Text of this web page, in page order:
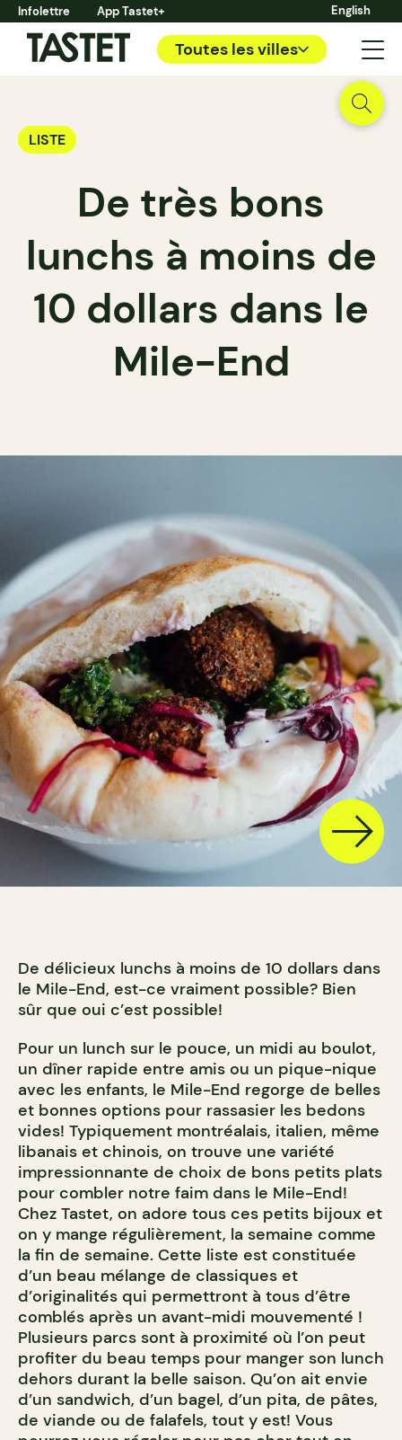
Infolettre App Tastet+ English
Toutes les villes
LISTE
De très bons
lunchs à moins de
10 dollars dans le
Mile-End
De délicieux lunchs à moins de 10 dollars dans
le Mile-End, est-ce vraiment possible? Bien
sûr que oui c’est possible!
Pour un lunch sur le pouce, un midi au boulot,
un dîner rapide entre amis ou un pique-nique
avec les enfants, le Mile-End regorge de belles
et bonnes options pour rassasier les bedons
vides! Typiquement montréalais, italien, même
libanais et chinois, on trouve une variété
impressionnante de choix de bons petits plats
pour combler notre faim dans le Mile-End!
Chez Tastet, on adore tous ces petits bijoux et
on y mange régulièrement, la semaine comme
la fin de semaine. Cette liste est constituée
d’un beau mélange de classiques et
d’originalités qui permettront à tous d’être
comblés après un avant-midi mouvementé !
Plusieurs parcs sont à proximité où l’on peut
profiter du beau temps pour manger son lunch
dehors durant la belle saison. Qu’on ait envie
d’un sandwich, d’un bagel, d’un pita, de pâtes,
de viande ou de falafels, tout y est! Vous